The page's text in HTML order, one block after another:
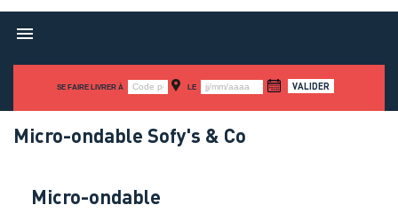

SE FAIRE LIVRER À LE
Micro-ondable Sofy's & Co
Micro-ondable